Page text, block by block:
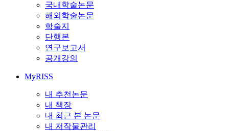
국내학술논문
해외학술논문
학술지
단행본
연구보고서
공개강의
MyRISS
내 추천논문
내 책장
내 최근 본 논문
내 저작물관리